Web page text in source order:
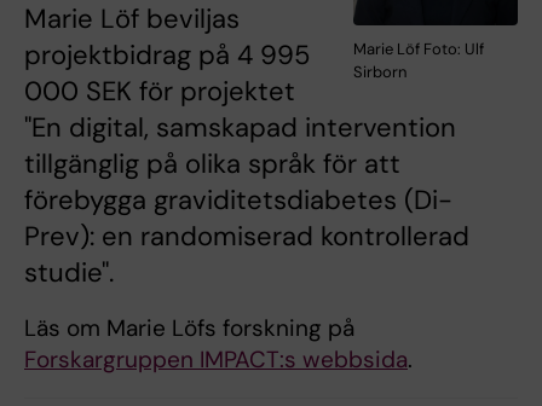
Marie Löf Foto: Ulf
Sirborn
Marie Löf beviljas
projektbidrag på 4 995
000 SEK för projektet
"En digital, samskapad intervention
tillgänglig på olika språk för att
förebygga graviditetsdiabetes (Di-
Prev): en randomiserad kontrollerad
studie".
Läs om Marie Löfs forskning på
Forskargruppen IMPACT:s webbsida.